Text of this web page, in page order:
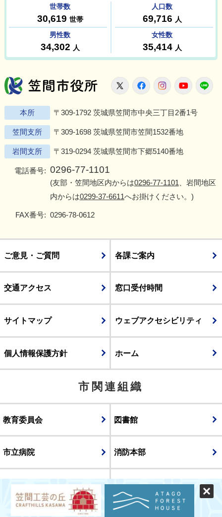
笠間市役所
X FacebookInstagram
本所 〒309-1792 茨城県笠間市中央三丁目2番1号
笠間支所 〒309-1698 茨城県笠間市笠間1532番地
岩間支所 〒319-0294 茨城県笠間市下郷5140番地
電話番号: 0296-77-1101
(友部・笠間地区内からは0296-77-1101 、岩間地区
内からは0299-37-6611へお掛けください。)
FAX番号: 0296-78-0612
ご意見・ご質問 各課ご案内
交通アクセス 窓口受付時間
サイトマップ ウェブアクセシビリティ
個人情報保護方針 ホーム
市関連組織
教育委員会 図書館
市立病院 消防本部
議会
表示 スマートフォン版